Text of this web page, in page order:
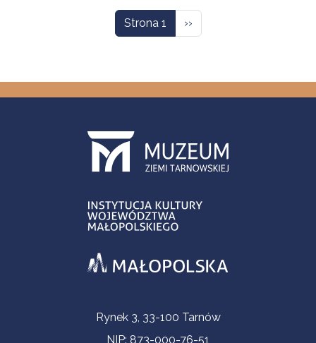
Strona 1 Następna strona
››
Informacje kontaktoweRynek 3, 33-100 Tarnów
NIP: 873-000-76-51